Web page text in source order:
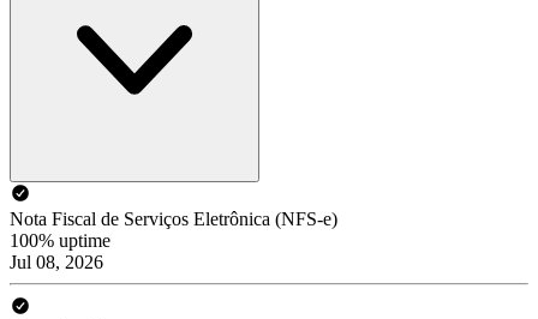
Nota Fiscal de Serviços Eletrônica (NFS-e)
100% uptime
Jul 08, 2026